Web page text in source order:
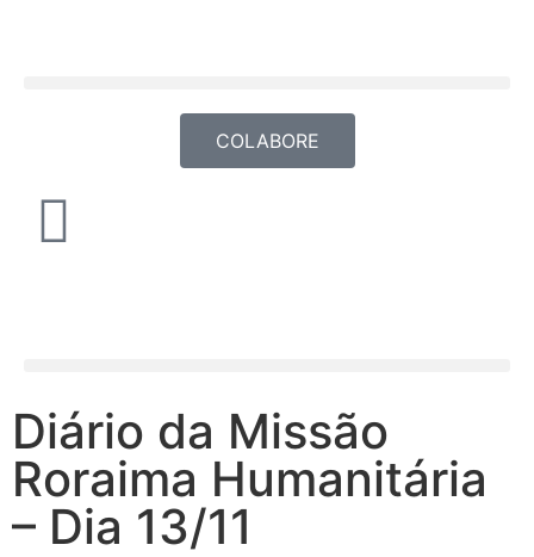
COLABORE
Diário da Missão
Roraima Humanitária
– Dia 13/11